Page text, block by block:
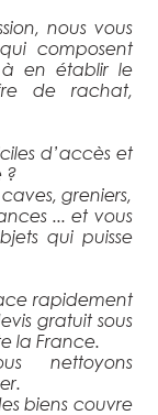
nous vous
composent
à en établir le
de rachat,
d’accès et
?
greniers,
... et vous
qui puisse
rapidement
gratuit sous
la France.
nettoyons
biens couvre